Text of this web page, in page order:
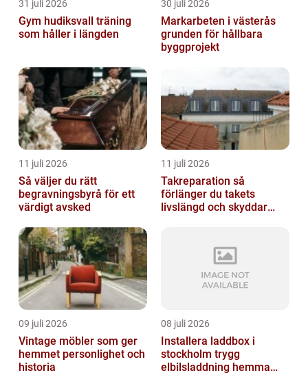
31 juli 2026
Gym hudiksvall träning
som håller i längden
30 juli 2026
Markarbeten i västerås
grunden för hållbara
byggprojekt
11 juli 2026
Så väljer du rätt
begravningsbyrå för ett
värdigt avsked
11 juli 2026
Takreparation så
förlänger du takets
livslängd och skyddar
09 juli 2026
Vintage möbler som ger
hemmet personlighet och
historia
08 juli 2026
Installera laddbox i
stockholm trygg
elbilsladdning hemma